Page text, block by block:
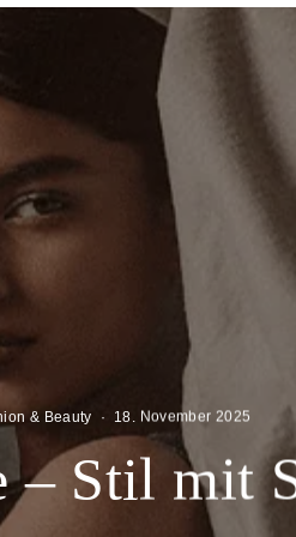
& Beauty · 18. November 2025
– Stil mit